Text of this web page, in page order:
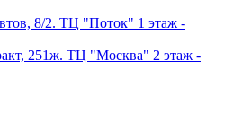
8/2. ТЦ "Поток" 1 этаж -
251ж. ТЦ "Москва" 2 этаж -